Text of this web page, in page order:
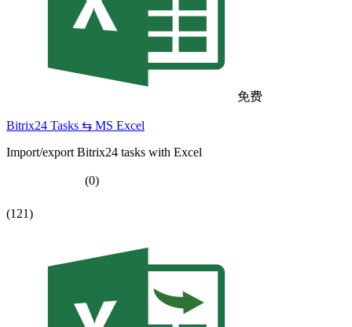
免费
Bitrix24 Tasks ⇆ MS Excel
Import/export Bitrix24 tasks with Excel
(0)
(121)